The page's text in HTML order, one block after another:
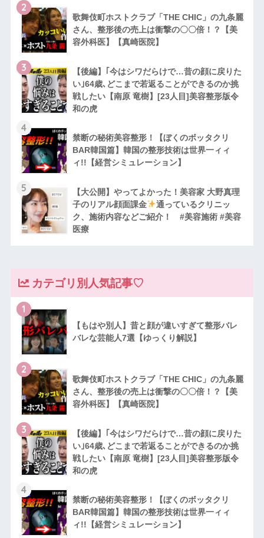
2
歌舞伎町ホストクラブ「THE CHIC」の九条麗
さん、整形後の売上は衝撃の〇〇倍！？【美
容外科医】【真崎医院】
3
【後編】｢今はシワだらけで…昔の顔に戻りた
い｣64歳､どこまで若返ることができるのか挑
戦したい【南原 竜樹】[23人目]美容整形版令
和の虎
4
禁断の秘術美容整形！【ぼくのボッタクリ
BAR韓国篇】韓国の整形技術は世界一ィィ
ィ!!【経営シミュレーション】
5
【大公開】やってよかった！美容家 大野真理
子のリアル顔面課金
通っているクリニッ
ク、施術内容などご紹介！ #美容施術 #美容
医療
カテゴリ別人気記事♡
1
【もはや別人】昔と顔が違いすぎて整形バレ
バレな芸能人7選【ゆっくり解説】
2
歌舞伎町ホストクラブ「THE CHIC」の九条麗
さん、整形後の売上は衝撃の〇〇倍！？【美
容外科医】【真崎医院】
3
【後編】｢今はシワだらけで…昔の顔に戻りた
い｣64歳､どこまで若返ることができるのか挑
戦したい【南原 竜樹】[23人目]美容整形版令
和の虎
4
禁断の秘術美容整形！【ぼくのボッタクリ
BAR韓国篇】韓国の整形技術は世界一ィィ
ィ!!【経営シミュレーション】